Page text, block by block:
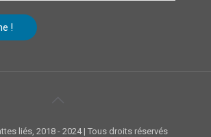
!
liés, 2018 - 2024 | Tous droits réservés